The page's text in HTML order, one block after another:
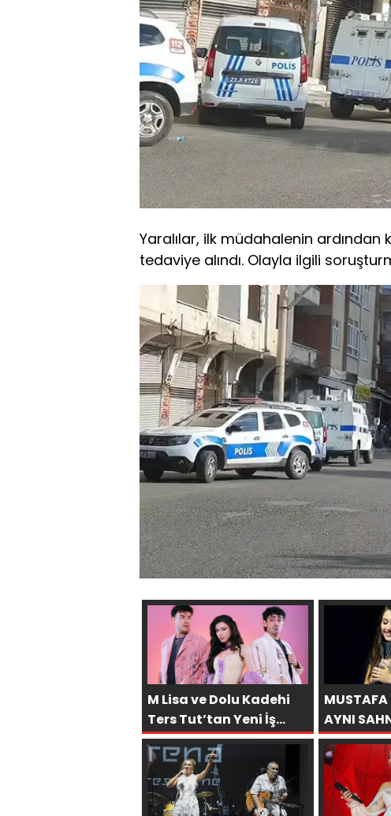
Yaralılar, ilk müdahalenin
tedaviye alındı. Olayla ilgili
M Lisa ve Dolu Kadehi
Ters Tut’tan Yeni İş
Birliği: “Vişne”
MUSTAFA
AYNI
AFRA’YA
BÜYÜK